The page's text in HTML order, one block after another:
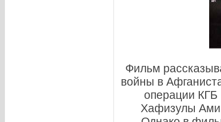
Фильм
войны в
операции
Хафизулы